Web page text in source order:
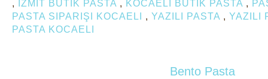
,
IZMIT BUTIK PASTA , KOCAELI BUTIK PASTA ,
PASTA SIPARIŞI KOCAELI , YAZILI PASTA , YAZILI
PASTA KOCAELI
Bento Pasta